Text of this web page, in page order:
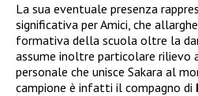
La sua eventuale presenza
significativa per Amici, che
formativa della scuola oltre la
assume inoltre particolare rilievo
personale che unisce Sakara al
campione è infatti il compagno di